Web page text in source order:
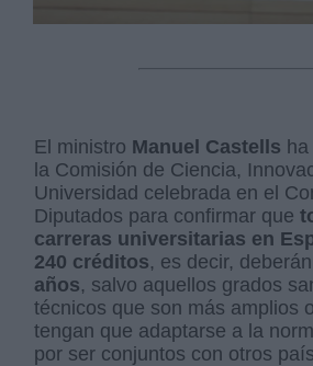
El ministro Manuel Castells
la Comisión de Ciencia,
Universidad celebrada en el
Diputados para confirmar que
carreras universitarias en
240 créditos, es decir,
años, salvo aquellos grados
técnicos que son más amplios
tengan que adaptarse a la
por ser conjuntos con otros